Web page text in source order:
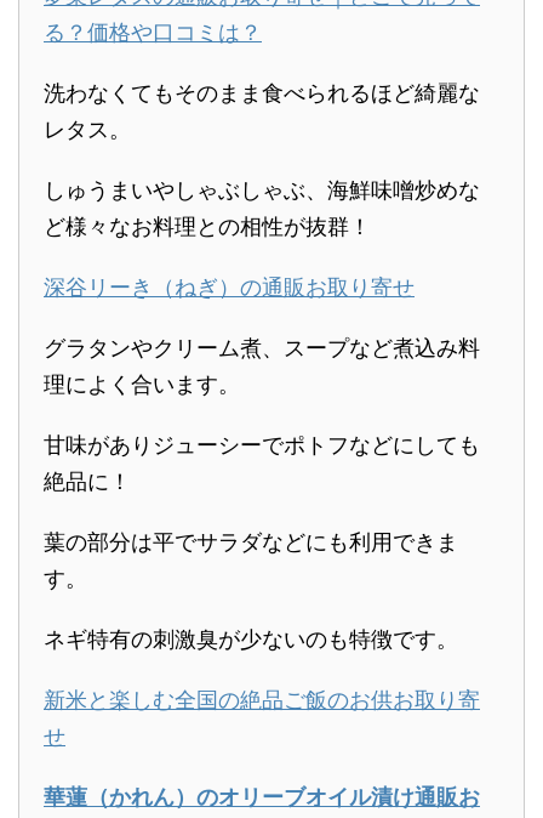
る？価格や口コミは？
洗わなくてもそのまま食べられるほど綺麗な
レタス。
しゅうまいやしゃぶしゃぶ、海鮮味噌炒めな
ど様々なお料理との相性が抜群！
深谷リーき（ねぎ）の通販お取り寄せ
グラタンやクリーム煮、スープなど煮込み料
理によく合います。
甘味がありジューシーでポトフなどにしても
絶品に！
葉の部分は平でサラダなどにも利用できま
す。
ネギ特有の刺激臭が少ないのも特徴です。
新米と楽しむ全国の絶品ご飯のお供お取り寄
せ
華蓮（かれん）のオリーブオイル漬け通販お